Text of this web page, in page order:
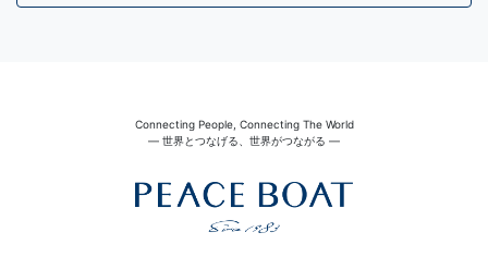
Connecting People, Connecting The World
― 世界とつなげる、世界がつながる ―